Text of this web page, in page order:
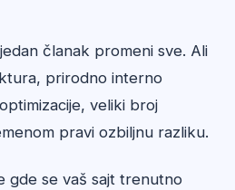
članak promeni sve. Ali
prirodno interno
veliki broj
pravi ozbiljnu razliku.
gde se vaš sajt trenutno